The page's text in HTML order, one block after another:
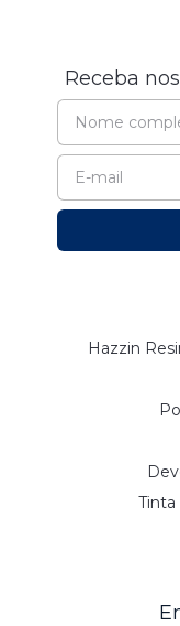
Receba
Hazzin
Tinta